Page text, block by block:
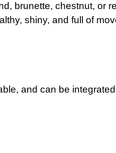
brunette, chestnut, or
shiny, and full of
and can be